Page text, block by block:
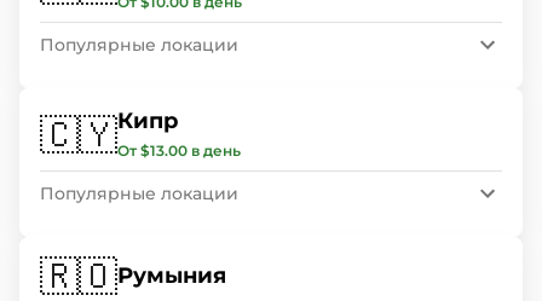
Популярные локации
🇨🇾Кипр
От $13.00 в день
Популярные локации
🇷🇴Румыния